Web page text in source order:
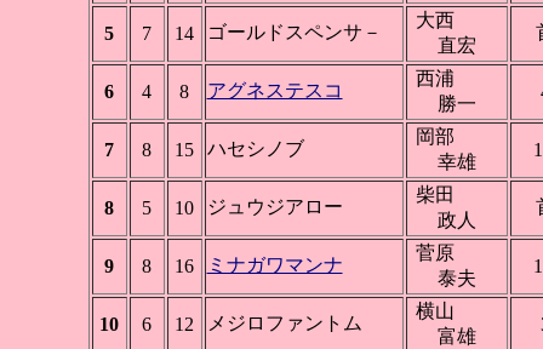
5 7 14 ゴールドスペンサ－
大西
直宏
6 4 8 アグネステスコ
西浦
勝一
7 8 15 ハセシノブ
岡部
幸雄
8 5 10 ジュウジアロー
柴田
政人
9 8 16 ミナガワマンナ
菅原
泰夫
10 6 12 メジロファントム
横山
富雄